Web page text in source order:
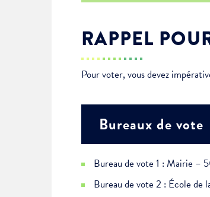
RAPPEL
Pour voter, vous devez
Bureaux de vote
Bureau de vote 1 : Mairie –
Bureau de vote 2 : École de